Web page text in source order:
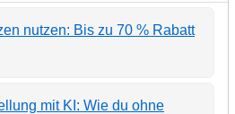
nutzen: Bis zu 70 % Rabatt
mit KI: Wie du ohne